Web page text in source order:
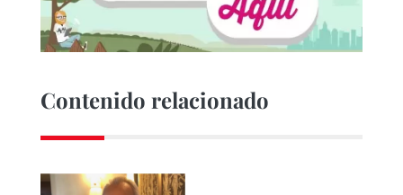
Contenido relacionado